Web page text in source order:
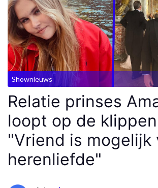
Shownieuws
Relatie prinses
loopt op de
"Vriend is mogelijk
herenliefde"